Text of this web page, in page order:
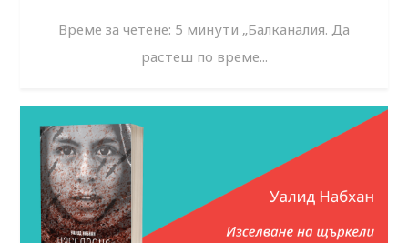
Време за четене: 5 минути „Балканалия. Да
растеш по време...